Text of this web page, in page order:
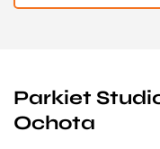
Parkiet
Ochota